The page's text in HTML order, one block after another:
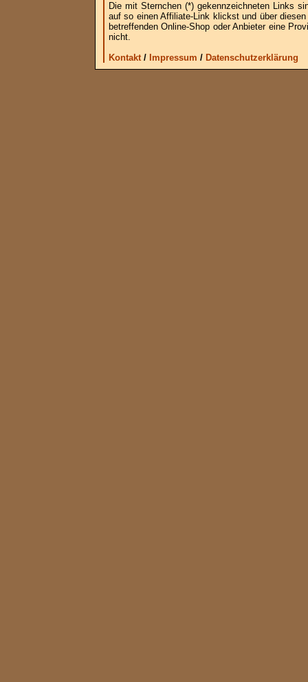
Die mit Sternchen (*) gekennzeichneten Links
auf so einen Affiliate-Link klickst und über
betreffenden Online-Shop oder Anbieter eine
nicht.
Kontakt/ Impressum / Datenschutzerklärung